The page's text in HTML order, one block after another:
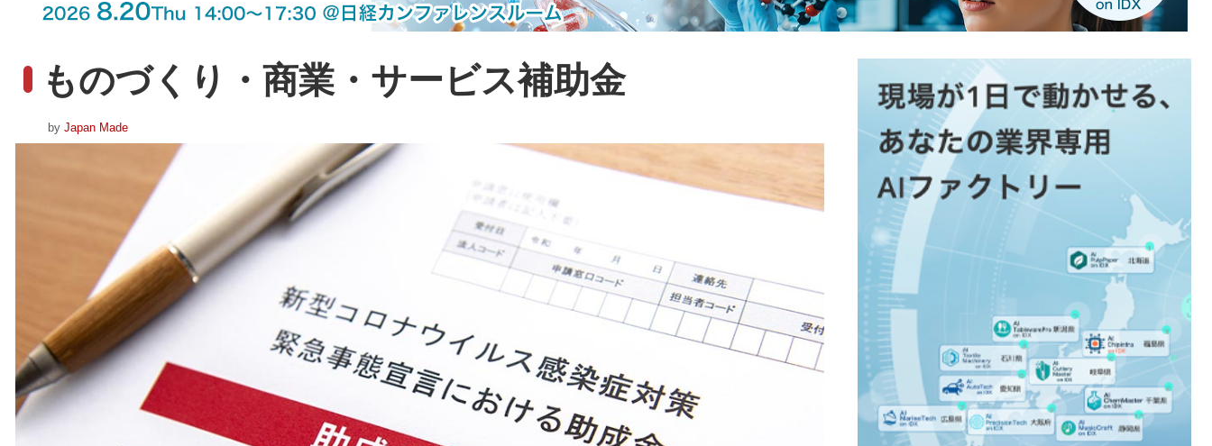
ものづくり・商業・サービス補助金
by Japan Made